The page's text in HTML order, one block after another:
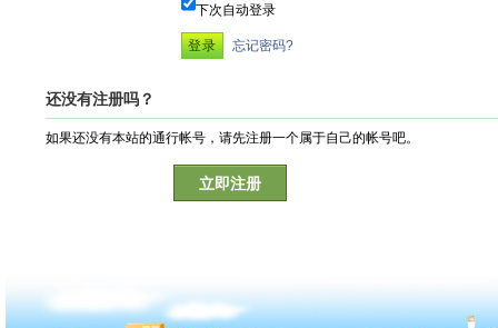
下次自动登录
忘记密码?
还没有注册吗？
如果还没有本站的通行帐号，请先注册一个属于自己的帐号吧。
立即注册